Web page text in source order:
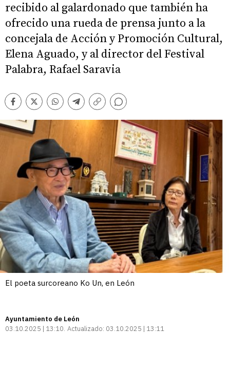
recibido al galardonado que también ha
ofrecido una rueda de prensa junto a la
concejala de Acción y Promoción Cultural,
Elena Aguado, y al director del Festival
Palabra, Rafael Saravia
Facebook
TwitterWhatsappTelegram
Copiar
Comentarios
El poeta surcoreano Ko Un, en León
Ayuntamiento de León
03.10.2025 | 13:10 Actualizado: 03.10.2025 | 13:11